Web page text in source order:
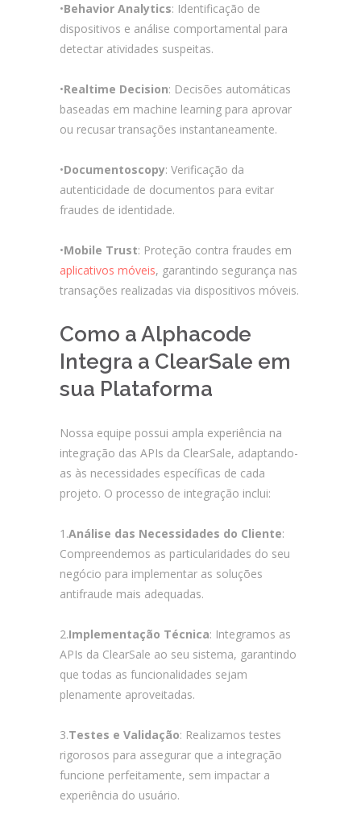
•Behavior Analytics: Identificação de
dispositivos e análise comportamental para
detectar atividades suspeitas.
•Realtime Decision: Decisões automáticas
baseadas em machine learning para aprovar
ou recusar transações instantaneamente.
•Documentoscopy: Verificação da
autenticidade de documentos para evitar
fraudes de identidade.
•Mobile Trust: Proteção contra fraudes em
aplicativos móveis, garantindo segurança nas
transações realizadas via dispositivos móveis.
Como a Alphacode
Integra a ClearSale em
sua Plataforma
Nossa equipe possui ampla experiência na
integração das APIs da ClearSale, adaptando-
as às necessidades específicas de cada
projeto. O processo de integração inclui:
1.Análise das Necessidades do Cliente:
Compreendemos as particularidades do seu
negócio para implementar as soluções
antifraude mais adequadas.
2.Implementação Técnica: Integramos as
APIs da ClearSale ao seu sistema, garantindo
que todas as funcionalidades sejam
plenamente aproveitadas.
3.Testes e Validação: Realizamos testes
rigorosos para assegurar que a integração
funcione perfeitamente, sem impactar a
experiência do usuário.